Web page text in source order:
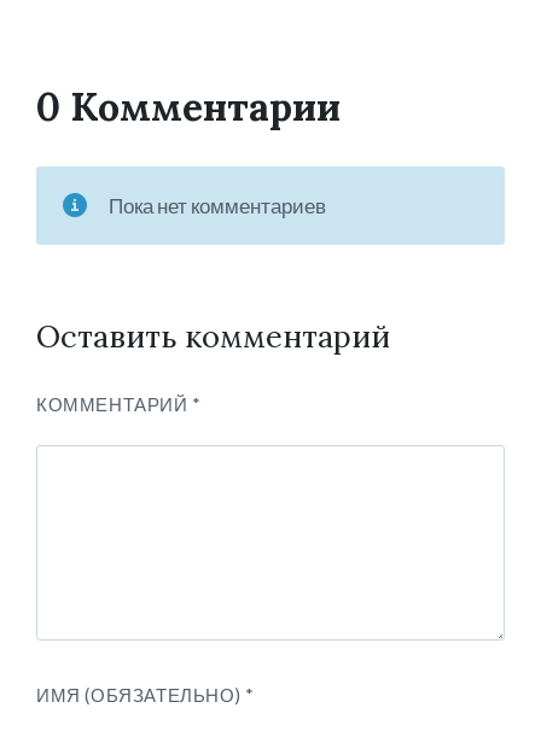
0 Комментарии
Пока нет комментариев
Оставить комментарий
КОММЕНТАРИЙ *
ИМЯ (ОБЯЗАТЕЛЬНО) *